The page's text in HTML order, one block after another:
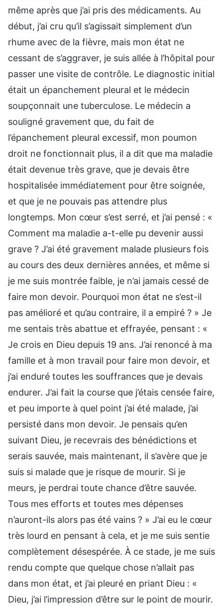
même après que j’ai pris des médicaments. Au
début, j’ai cru qu’il s’agissait simplement d’un
rhume avec de la fièvre, mais mon état ne
cessant de s’aggraver, je suis allée à l’hôpital pour
passer une visite de contrôle. Le diagnostic initial
était un épanchement pleural et le médecin
soupçonnait une tuberculose. Le médecin a
souligné gravement que, du fait de
l’épanchement pleural excessif, mon poumon
droit ne fonctionnait plus, il a dit que ma maladie
était devenue très grave, que je devais être
hospitalisée immédiatement pour être soignée,
et que je ne pouvais pas attendre plus
longtemps. Mon cœur s’est serré, et j’ai pensé : «
Comment ma maladie a-t-elle pu devenir aussi
grave ? J’ai été gravement malade plusieurs fois
au cours des deux dernières années, et même si
je me suis montrée faible, je n’ai jamais cessé de
faire mon devoir. Pourquoi mon état ne s’est-il
pas amélioré et qu’au contraire, il a empiré ? » Je
me sentais très abattue et effrayée, pensant : «
Je crois en Dieu depuis 19 ans. J’ai renoncé à ma
famille et à mon travail pour faire mon devoir, et
j’ai enduré toutes les souffrances que je devais
endurer. J’ai fait la course que j’étais censée faire,
et peu importe à quel point j’ai été malade, j’ai
persisté dans mon devoir. Je pensais qu’en
suivant Dieu, je recevrais des bénédictions et
serais sauvée, mais maintenant, il s’avère que je
suis si malade que je risque de mourir. Si je
meurs, je perdrai toute chance d’être sauvée.
Tous mes efforts et toutes mes dépenses
n’auront-ils alors pas été vains ? » J’ai eu le cœur
très lourd en pensant à cela, et je me suis sentie
complètement désespérée. À ce stade, je me suis
rendu compte que quelque chose n’allait pas
dans mon état, et j’ai pleuré en priant Dieu : «
Dieu, j’ai l’impression d’être sur le point de mourir.